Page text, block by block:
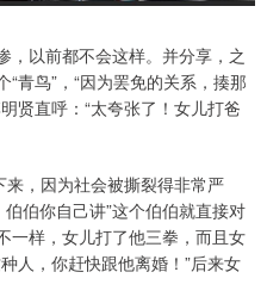
，以前都不会这样。并分享，之
青鸟”，“因为罢免的关系，揍那
贤直呼：“太夸张了！女儿打爸
，因为社会被撕裂得非常严
伯你自己讲”这个伯伯就直接对
一样，女儿打了他三拳，而且女
人，你赶快跟他离婚！”后来女